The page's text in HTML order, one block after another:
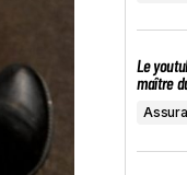
Le
maître